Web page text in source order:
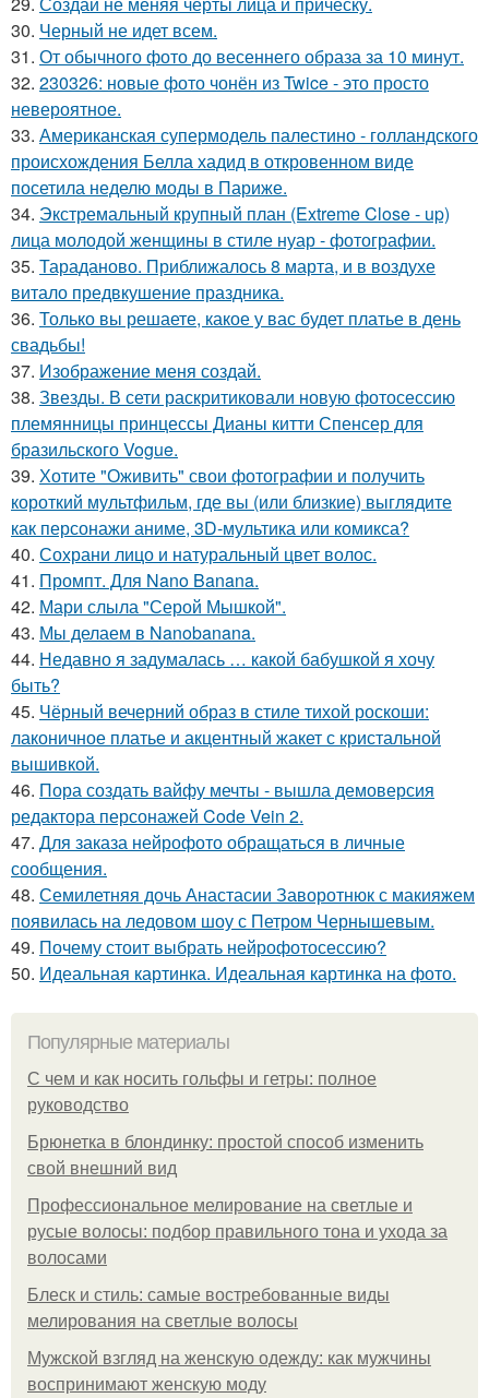
30. Черный не идет всем.
31. От обычного фото до весеннего образа за 10 минут.
32. 230326: новые фото чонён из Twice - это просто
невероятное.
33. Американская супермодель палестино - голландского
происхождения Белла хадид в откровенном виде
посетила неделю моды в Париже.
34. Экстремальный крупный план (Extreme Close - up)
лица молодой женщины в стиле нуар - фотографии.
35. Тараданово. Приближалось 8 марта, и в воздухе
витало предвкушение праздника.
36. Только вы решаете, какое у вас будет платье в день
свадьбы!
37. Изображение меня создай.
38. Звезды. В сети раскритиковали новую фотосессию
племянницы принцессы Дианы китти Спенсер для
бразильского Vogue.
39. Хотите "Оживить" свои фотографии и получить
короткий мультфильм, где вы (или близкие) выглядите
как персонажи аниме, 3D-мультика или комикса?
40. Сохрани лицо и натуральный цвет волос.
41. Промпт. Для Nano Banana.
42. Мари слыла "Серой Мышкой".
43. Мы делаем в Nanobanana.
44. Недавно я задумалась … какой бабушкой я хочу
быть?
45. Чёрный вечерний образ в стиле тихой роскоши:
лаконичное платье и акцентный жакет с кристальной
вышивкой.
46. Пора создать вайфу мечты - вышла демоверсия
редактора персонажей Code Vein 2.
47. Для заказа нейрофото обращаться в личные
сообщения.
48. Семилетняя дочь Анастасии Заворотнюк с макияжем
появилась на ледовом шоу с Петром Чернышевым.
49. Почему стоит выбрать нейрофотосессию?
50. Идеальная картинка. Идеальная картинка на фото.
Популярные материалы
С чем и как носить гольфы и гетры: полное
руководство
Брюнетка в блондинку: простой способ изменить
свой внешний вид
Профессиональное мелирование на светлые и
русые волосы: подбор правильного тона и ухода за
волосами
Блеск и стиль: самые востребованные виды
мелирования на светлые волосы
Мужской взгляд на женскую одежду: как мужчины
воспринимают женскую моду